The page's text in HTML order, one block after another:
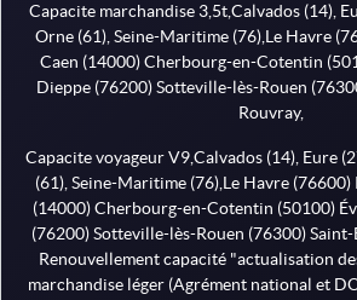
Capacite marchandise 3,5t,Calvados (14),
Orne (61), Seine-Maritime (76),Le Havre
Caen (14000) Cherbourg-en-Cotentin
Dieppe (76200) Sotteville-lès-Rouen
Rouvray,
Capacite voyageur V9,Calvados (14), Eure
(61), Seine-Maritime (76),Le Havre (76600)
(14000) Cherbourg-en-Cotentin (50100)
(76200) Sotteville-lès-Rouen (76300) Saint-
Renouvellement capacité "actualisation
marchandise léger (Agrément national et